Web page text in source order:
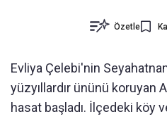
Özetle
Evliya Çelebi'nin
yüzyıllardır ününü koruyan
hasat başladı. İlçedeki köy